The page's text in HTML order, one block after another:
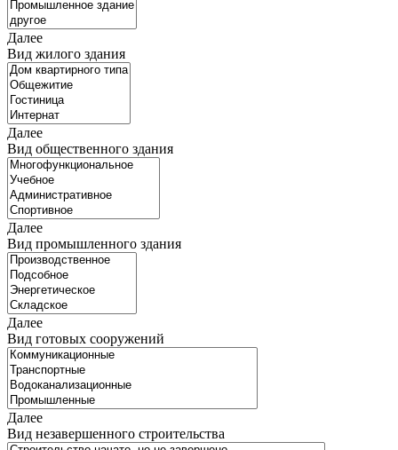
Далее
Вид жилого здания
Далее
Вид общественного здания
Далее
Вид промышленного здания
Далее
Вид готовых сооружений
Далее
Вид незавершенного строительства